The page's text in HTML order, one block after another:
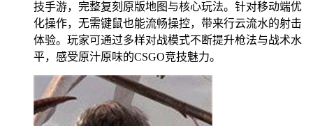
技手游，完整复刻原版地图与核心玩法。针对移动端优
化操作，无需键鼠也能流畅操控，带来行云流水的射击
体验。玩家可通过多样对战模式不断提升枪法与战术水
平，感受原汁原味的CSGO竞技魅力。